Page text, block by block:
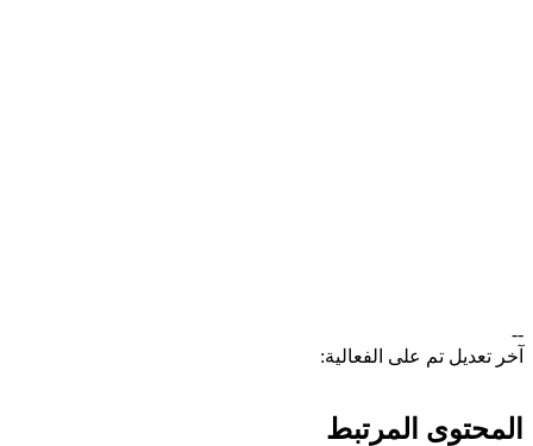
--
آخر تعديل تم على الفعالية:
المحتوى المرتبط